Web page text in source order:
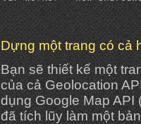
Dựng một trang có cả
Bạn sẽ thiết kế một
của cả Geolocation
dụng Google Map
đã tích lũy làm một